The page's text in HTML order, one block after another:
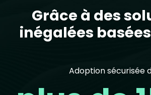
Grâce à des
inégalées
Adoption sécurisée